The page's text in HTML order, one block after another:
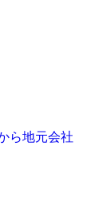
ら地元会社